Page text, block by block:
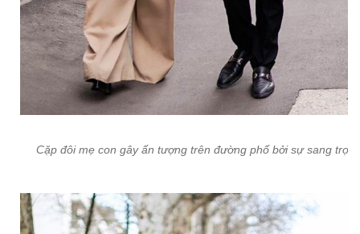
Cặp đôi mẹ con gây ấn tượng trên đường phố bởi sự sang